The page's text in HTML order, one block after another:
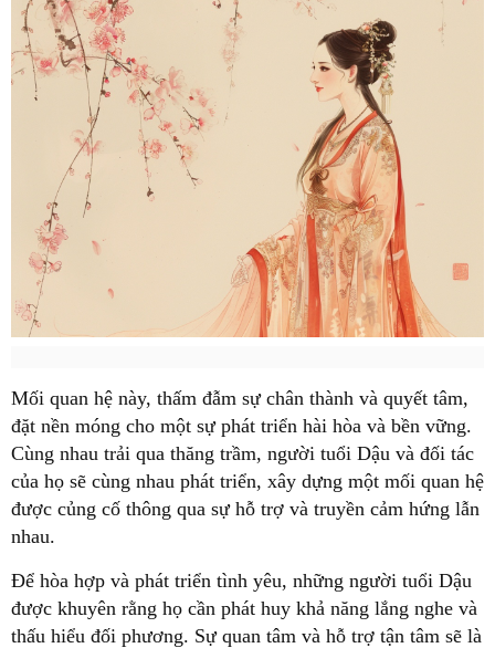
Mối quan hệ này, thấm đẫm sự chân thành và quyết tâm,
đặt nền móng cho một sự phát triển hài hòa và bền vững.
Cùng nhau trải qua thăng trầm, người tuổi Dậu và đối tác
của họ sẽ cùng nhau phát triển, xây dựng một mối quan hệ
được củng cố thông qua sự hỗ trợ và truyền cảm hứng lẫn
nhau.
Để hòa hợp và phát triển tình yêu, những người tuổi Dậu
được khuyên rằng họ cần phát huy khả năng lắng nghe và
thấu hiểu đối phương. Sự quan tâm và hỗ trợ tận tâm sẽ là